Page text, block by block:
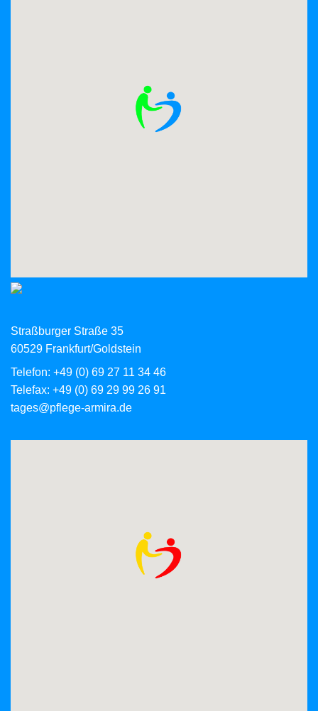
Straßburger Straße 35
60529 Frankfurt/Goldstein
Telefon: +49 (0) 69 27 11 34 46
Telefax: +49 (0) 69 29 99 26 91
tages@pflege-armira.de